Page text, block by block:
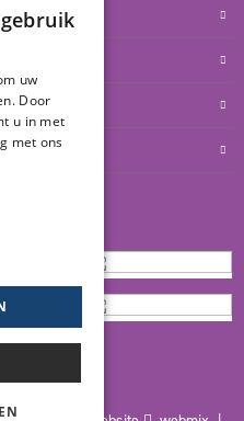
uw
Door
u in met
met ons